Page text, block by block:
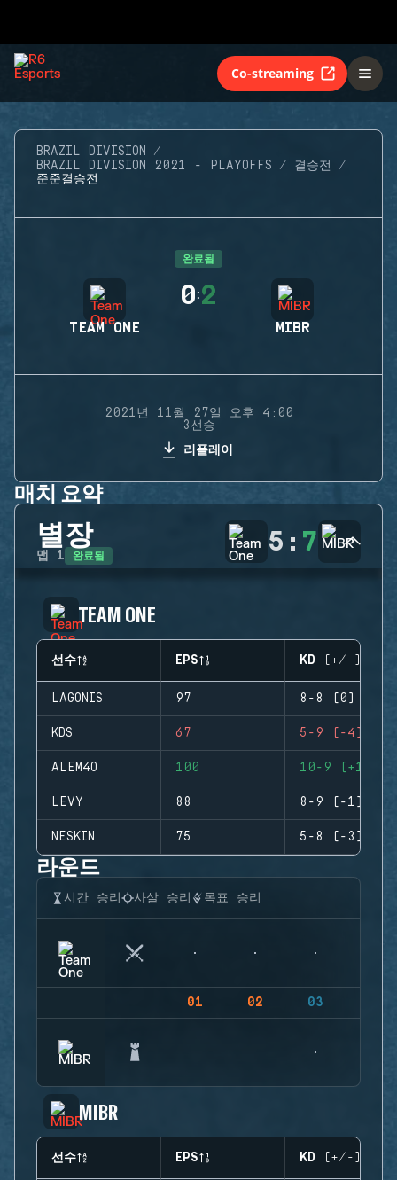
Co-streaming
BRAZIL DIVISION
BRAZIL DIVISION 2021 - PLAYOFFS
결승전
준준결승전
완료됨
TEAM ONE
0:2
MIBR
2021년 11월 27일 오후 4:00
3선승
리플레이
매치 요약
별장
맵 1 완료됨 5 : 7
TEAM ONE
선수 EPS KD (+/-)
LAGONIS 97 8-8 (0)
KDS 67 5-9 (-4)
ALEM4O 100 10-9 (+1)
LEVY 88 8-9 (-1)
NESKIN 75 5-8 (-3)
라운드
시간 승리 사살 승리 목표 승리
01 02 03
MIBR
선수 EPS KD (+/-)